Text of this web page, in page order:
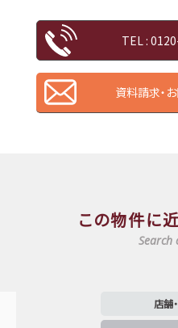
TEL :
資料請求・
この物件に
Search
店舗